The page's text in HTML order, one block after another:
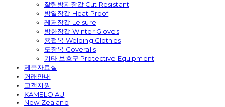
잘림방지장갑 Cut Resistant
방열장갑 Heat Proof
레저장갑 Leisure
방한장갑 Winter Gloves
용접복 Welding Clothes
도장복 Coveralls
기타 보호구 Protective Equipment
제품자료실
거래안내
고객지원
KAMELO AU
New Zealand